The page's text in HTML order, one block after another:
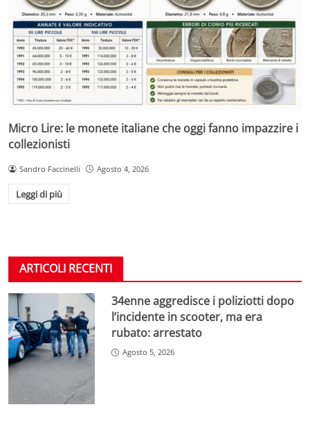
Micro Lire: le monete italiane che oggi fanno impazzire i
collezionisti
Sandro Faccinelli Agosto 4, 2026
Leggi di più
ARTICOLI RECENTI
34enne aggredisce i poliziotti dopo
l’incidente in scooter, ma era
rubato: arrestato
Agosto 5, 2026